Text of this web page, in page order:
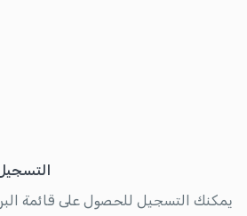
يمكنك التسجيل للحصول على قائمة